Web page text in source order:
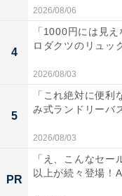
2026/08/06
4
「1000円には見
ロダクツのリュッ
2026/08/03
5
「これ絶対に便
み式ランドリーバ
2026/08/03
PR
「え、こんなセ
以上が続々登場！